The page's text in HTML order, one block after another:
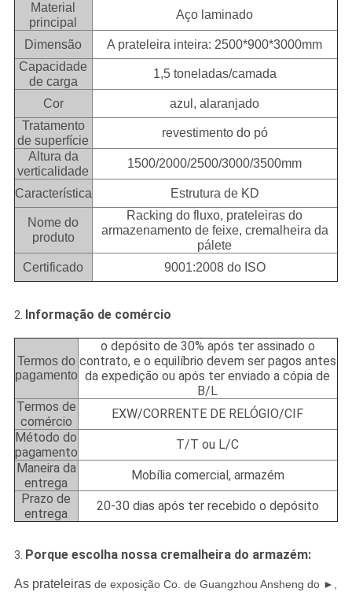
Material
principal
Aço laminado
Dimensão
A prateleira inteira: 2500*900*3000mm
Capacidade
de carga
1,5 toneladas/camada
Cor
azul, alaranjado
Tratamento
de superfície
revestimento do pó
Altura da
verticalidade
1500/2000/2500/3000/3500mm
Característica Estrutura de KD
Nome do
produto
Racking do fluxo, prateleiras do
armazenamento de feixe, cremalheira da
pálete
Certificado
9001:2008 do ISO
2. Informação de comércio
Termos do
pagamento
o depósito de 30% após ter assinado o
contrato, e o equilíbrio devem ser pagos antes
da expedição ou após ter enviado a cópia de
B/L
Termos de
comércio
EXW/CORRENTE DE RELÓGIO/CIF
Método do
pagamento
T/T ou L/C
Maneira da
entrega
Mobília comercial, armazém
Prazo de
entrega
20-30 dias após ter recebido o depósito
3. Porque escolha nossa cremalheira do armazém:
As prateleirasde exposição Co. de Guangzhou Ansheng do ►,